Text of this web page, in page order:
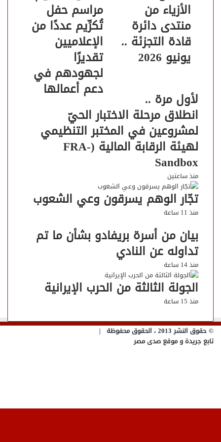
مراسم حفل
تُكرِّيم عددًا من
الإعلاميين
تقديرًا
لجهودهم في
دعم أعمالها
الأزياء من
منتدى دائرة
قادة التجزئة ..
يونيو 2026
لأول مرة ..
انطلاق مرحلة الاختبار الحيّ
لمشروعين في المختبر التنظيمي
لهيئة الرقابة المالية (FRA-
Sandbox
منذ ساعتين
تجّار الوهم يسرقون وعي الشعوب
منذ 11 ساعة
بيان من أسرة بريفادو بشأن ما تم
تداوله عن النادي
منذ 14 ساعة
الجولة الثالثة من الحرب الإيرانية
منذ 15 ساعة
© حقوق النشر 2013 ، الحقوق محفوظة |
تابع جريدة و موقع صدى مصر